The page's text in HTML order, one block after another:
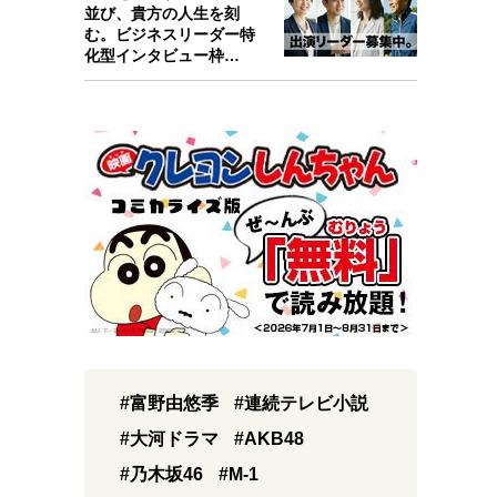
並び、貴方の人生を刻
む。ビジネスリーダー特
化型インタビュー枠
『Key person』始…
#富野由悠季
#連続テレビ小説
#大河ドラマ
#AKB48
#乃木坂46
#M-1